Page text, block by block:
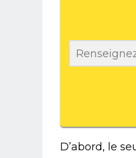
D’abord, le